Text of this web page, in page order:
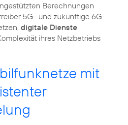
Berechnungen
5G- und zukünftige 6G-
digitale Dienste
ihres Netzbetriebs
mit